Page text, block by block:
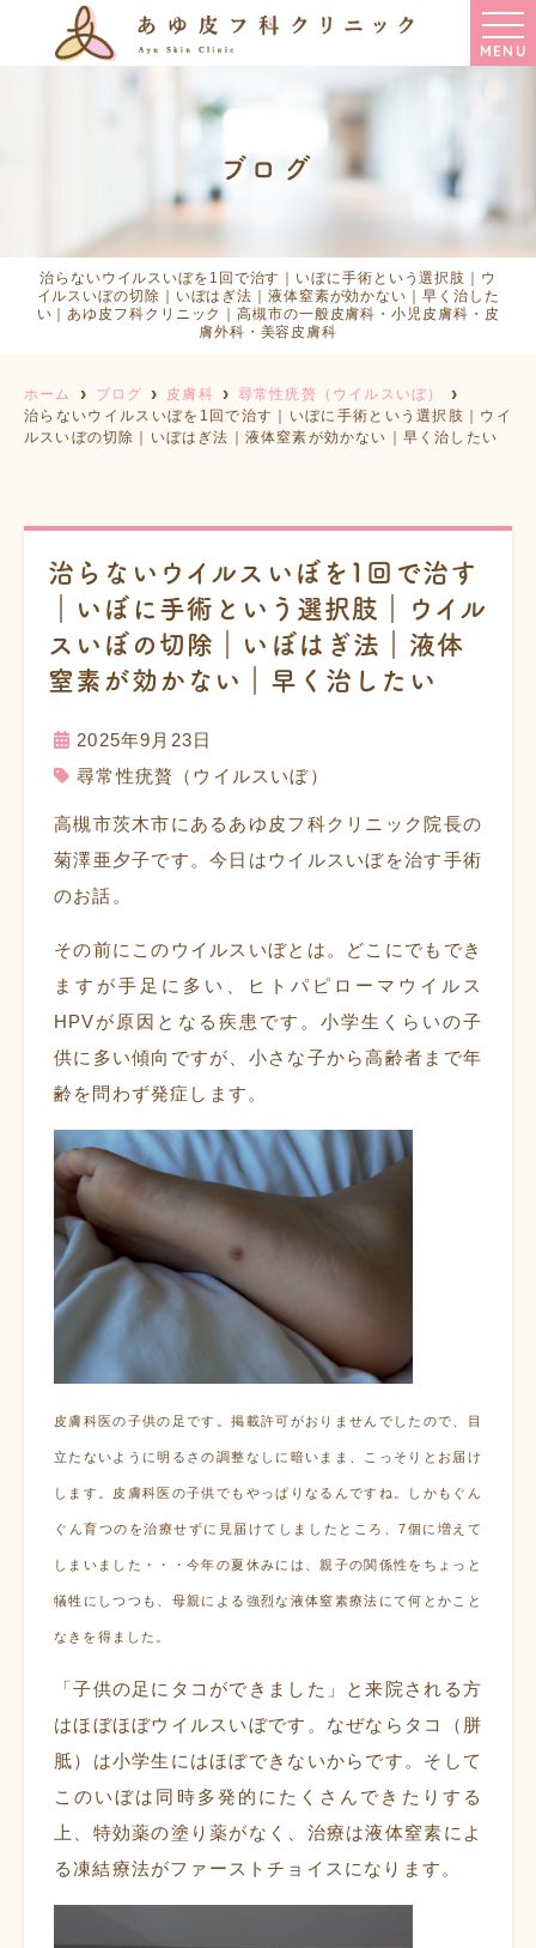
MENU
ブログ
治らないウイルスいぼを1回で治す｜いぼに手術という選択肢｜ウ
イルスいぼの切除｜いぼはぎ法｜液体窒素が効かない｜早く治した
い｜あゆ皮フ科クリニック｜高槻市の一般皮膚科・小児皮膚科・皮
膚外科・美容皮膚科
ホーム ブログ 皮膚科
尋常性疣贅（ウイルスいぼ）
治らないウイルスいぼを1回で治す｜いぼに手術という選択肢｜ウイ
ルスいぼの切除｜いぼはぎ法｜液体窒素が効かない｜早く治したい
治らないウイルスいぼを1回で治す
｜いぼに手術という選択肢｜ウイル
スいぼの切除｜いぼはぎ法｜液体
窒素が効かない｜早く治したい
2025年9月23日
尋常性疣贅（ウイルスいぼ）
高槻市茨木市にあるあゆ皮フ科クリニック院長の
菊澤亜夕子です。今日はウイルスいぼを治す手術
のお話。
その前にこのウイルスいぼとは。どこにでもでき
ますが手足に多い、ヒトパピローマウイルス
HPVが原因となる疾患です。小学生くらいの子
供に多い傾向ですが、小さな子から高齢者まで年
齢を問わず発症します。
皮膚科医の子供の足です。掲載許可がおりませんでしたので、目
立たないように明るさの調整なしに暗いまま、こっそりとお届け
します。皮膚科医の子供でもやっぱりなるんですね。しかもぐん
ぐん育つのを治療せずに見届けてしましたところ、7個に増えて
しまいました・・・今年の夏休みには、親子の関係性をちょっと
犠牲にしつつも、母親による強烈な液体窒素療法にて何とかこと
なきを得ました。
「子供の足にタコができました」と来院される方
はほぼほぼウイルスいぼです。なぜならタコ（ 胼
胝）は小学生にはほぼできないからです。そして
このいぼは同時多発的にたくさんできたりする
上、特効薬の塗り薬がなく、治療は液体窒素によ
る凍結療法がファーストチョイスになります。